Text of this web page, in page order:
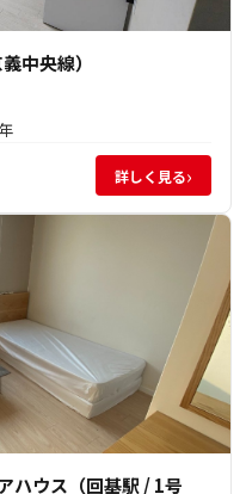
中央線）
詳しく見る›
ハウス（回基駅 / 1号